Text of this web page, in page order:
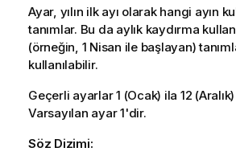
Ayar, yılın ilk ayı olarak hangi ayın
tanımlar. Bu da aylık kaydırma
(örneğin, 1 Nisan ile başlayan)
kullanılabilir.
Geçerli ayarlar 1 (Ocak) ila 12
Varsayılan ayar 1'dir.
Söz Dizimi: